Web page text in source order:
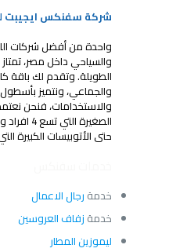
شركة سفنكس ايجيبت
واحدة من أفضل شركات
والسياحي داخل مصر، تمتاز
الطويلة. وتقدم لك باقة
والجماعي، ونتميز
والاستخدامات، فنحن
الصغيرة
حتى الأتوبيسات الكبيرة التي
خدمة رجال الاعمال
خدمة زفاف العروسين
ليموزين المطار